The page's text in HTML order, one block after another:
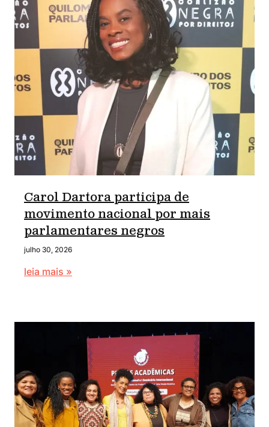
Carol Dartora participa de
movimento nacional por mais
parlamentares negros
julho 30, 2026
leia mais »